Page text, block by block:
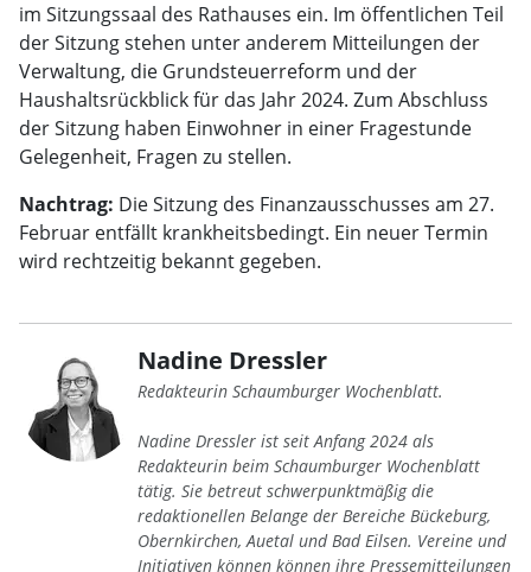
im Sitzungssaal des Rathauses ein. Im öffentlichen Teil
der Sitzung stehen unter anderem Mitteilungen der
Verwaltung, die Grundsteuerreform und der
Haushaltsrückblick für das Jahr 2024. Zum Abschluss
der Sitzung haben Einwohner in einer Fragestunde
Gelegenheit, Fragen zu stellen.
Nachtrag: Die Sitzung des Finanzausschusses am 27.
Februar entfällt krankheitsbedingt. Ein neuer Termin
wird rechtzeitig bekannt gegeben.
Nadine Dressler
Redakteurin Schaumburger Wochenblatt.
Nadine Dressler ist seit Anfang 2024 als
Redakteurin beim Schaumburger Wochenblatt
tätig. Sie betreut schwerpunktmäßig die
redaktionellen Belange der Bereiche Bückeburg,
Obernkirchen, Auetal und Bad Eilsen. Vereine und
Initiativen können können ihre Pressemitteilungen